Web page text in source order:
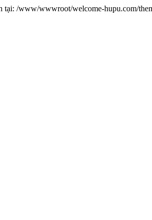
tại: /www/wwwroot/welcome-hupu.com/